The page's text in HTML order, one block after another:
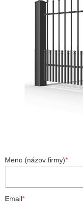
Meno (názov firmy)*
Email*